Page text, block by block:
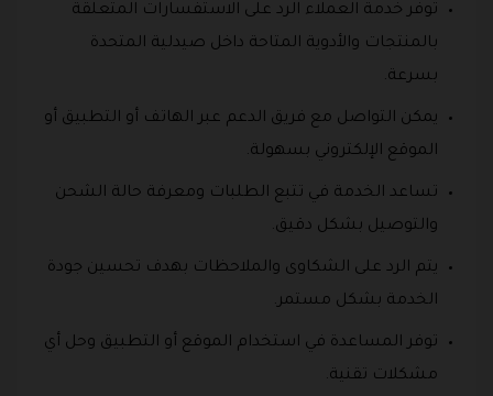
توفر خدمة العملاء الرد على الاستفسارات المتعلقة
بالمنتجات والأدوية المتاحة داخل صيدلية المتحدة
بسرعة.
يمكن التواصل مع فريق الدعم عبر الهاتف أو التطبيق أو
الموقع الإلكتروني بسهولة.
تساعد الخدمة في تتبع الطلبات ومعرفة حالة الشحن
والتوصيل بشكل دقيق.
يتم الرد على الشكاوى والملاحظات بهدف تحسين جودة
الخدمة بشكل مستمر.
توفر المساعدة في استخدام الموقع أو التطبيق وحل أي
مشكلات تقنية.